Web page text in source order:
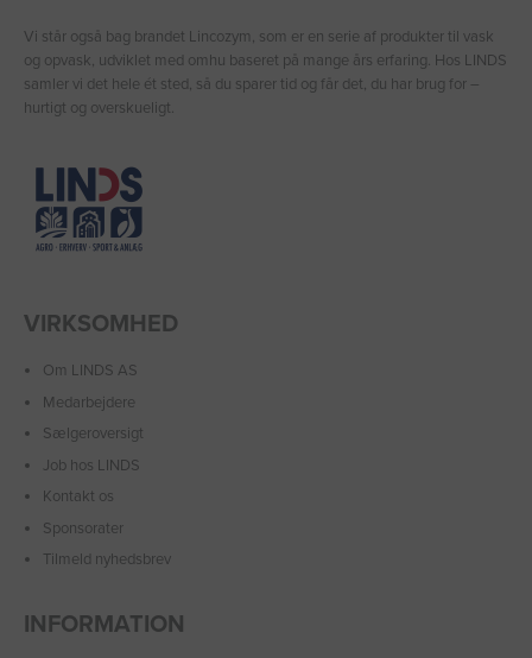
Vi står også bag brandet Lincozym, som er en serie af produkter til vask
og opvask, udviklet med omhu baseret på mange års erfaring. Hos LINDS
samler vi det hele ét sted, så du sparer tid og får det, du har brug for –
hurtigt og overskueligt.
VIRKSOMHED
Om LINDS AS
Medarbejdere
Sælgeroversigt
Job hos LINDS
Kontakt os
Sponsorater
Tilmeld nyhedsbrev
INFORMATION